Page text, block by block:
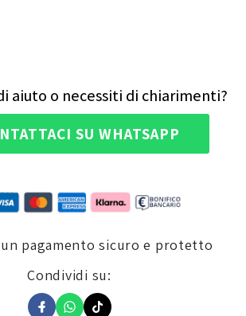
aiuto o necessiti di chiarimenti?
SU WHATSAPP
un pagamento sicuro e protetto
Condividi su: